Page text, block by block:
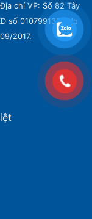
chỉ VP: Số 82 Tây
số 0107991339 do
2017.